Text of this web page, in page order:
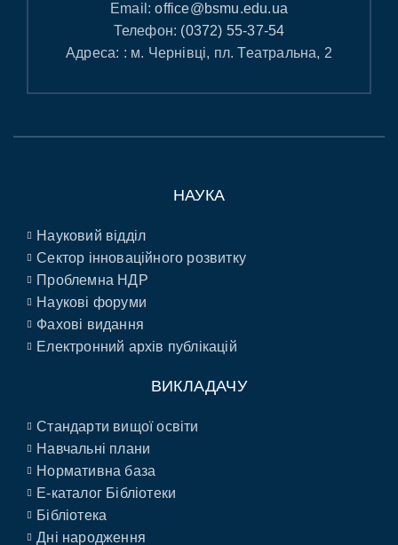
Email:office@bsmu.edu.ua
Телефон: (0372) 55-37-54
Адреса: : м. Чернівці, пл. Театральна, 2
НАУКА
Науковий відділ
Сектор інноваційного розвитку
Проблемна НДР
Наукові форуми
Фахові видання
Електронний архів публікацій
ВИКЛАДАЧУ
Стандарти вищої освіти
Навчальні плани
Нормативна база
E-каталог Бібліотеки
Бібліотека
Дні народження